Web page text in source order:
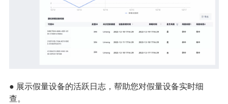
● 展示假量设备的活跃日志，帮助您对假量设备实时细
查。